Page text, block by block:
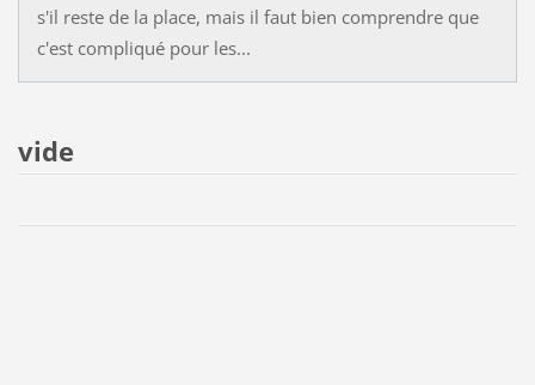
s'il reste de la place, mais il faut bien comprendre que
c'est compliqué pour les...
vide